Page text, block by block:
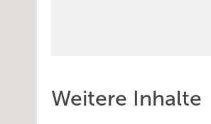
Weitere Inhalte